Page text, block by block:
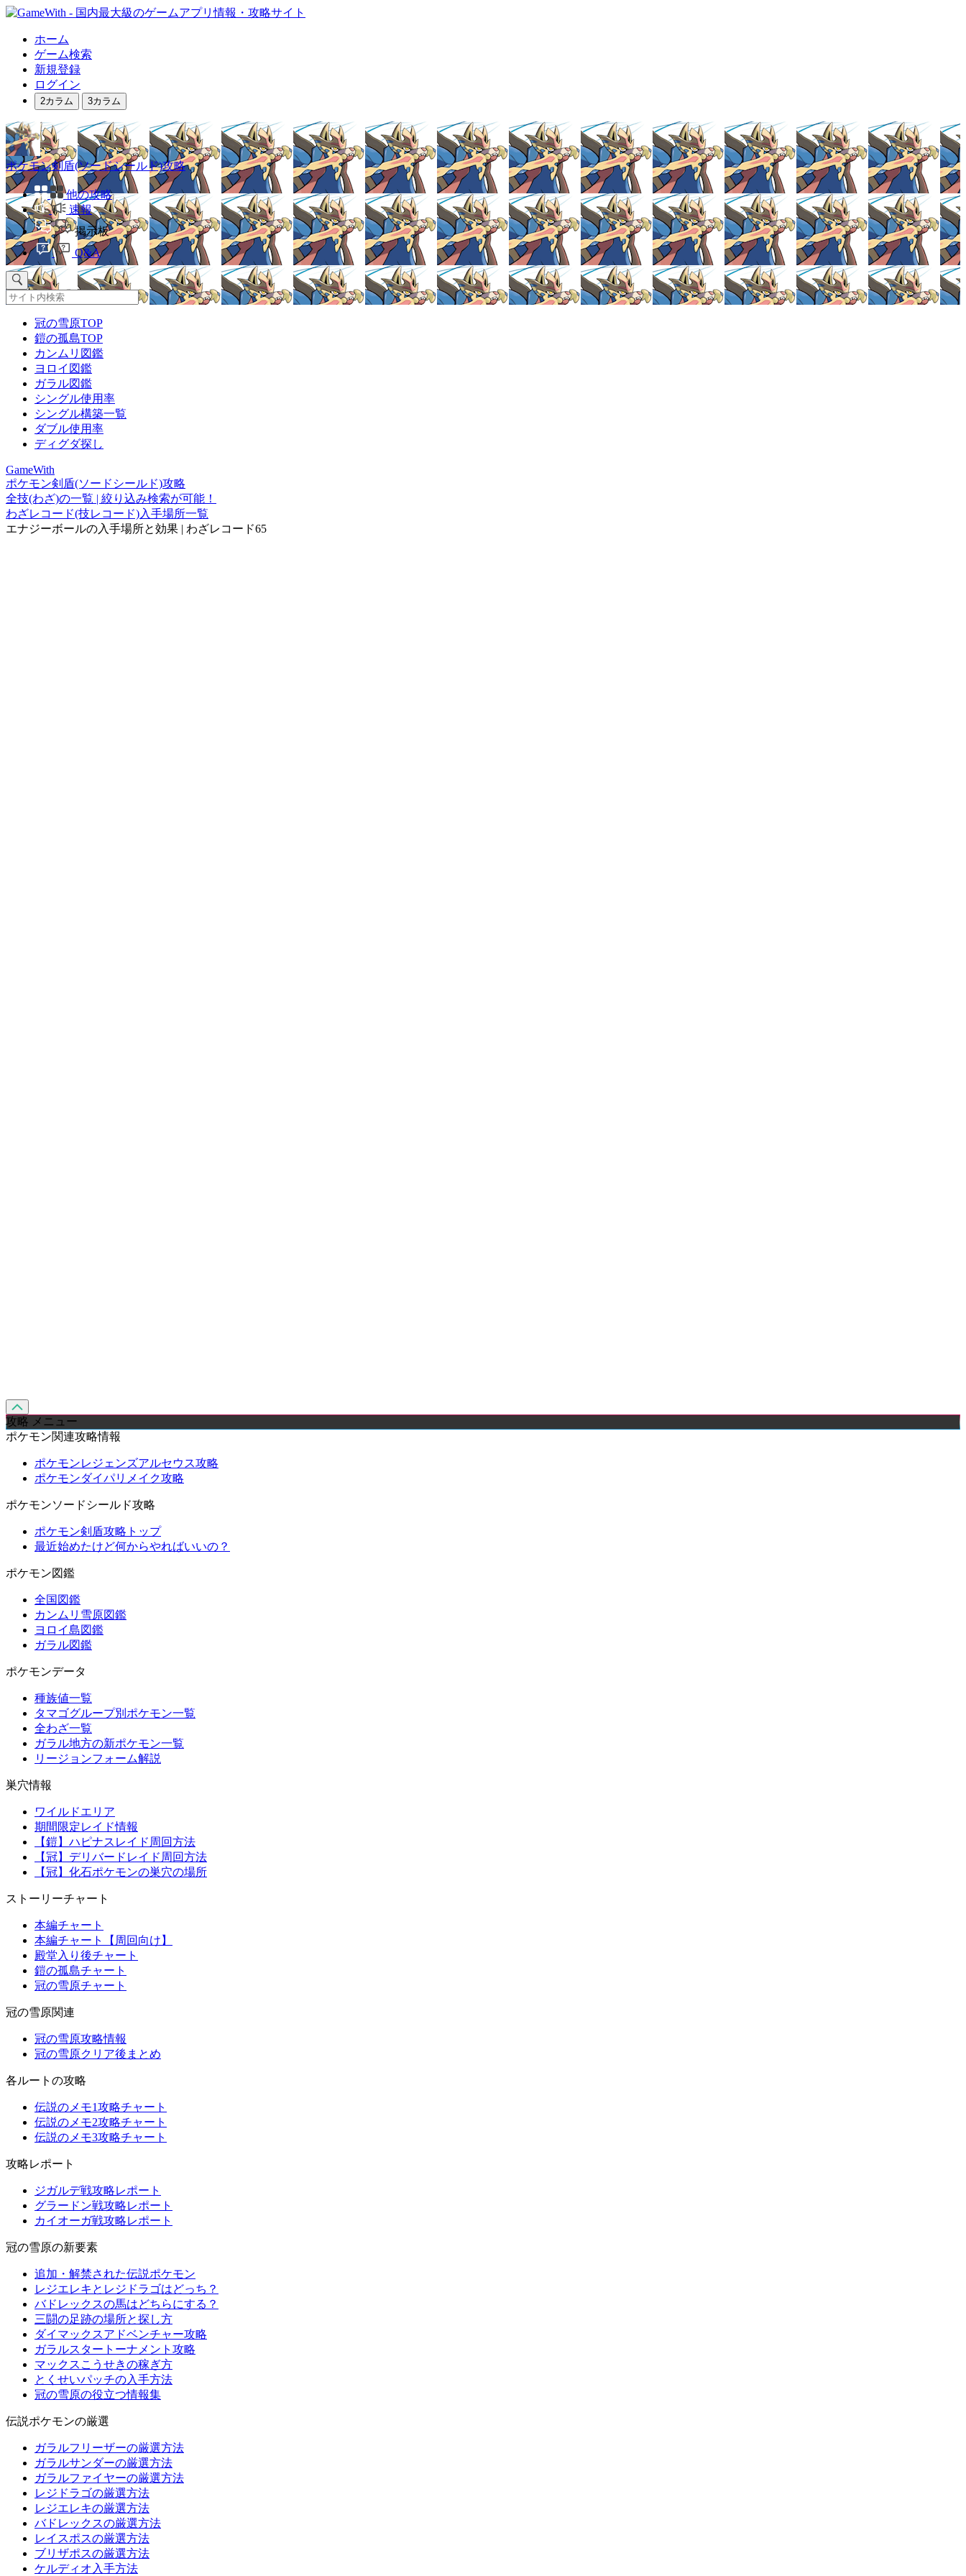
ホーム
ゲーム検索
新規登録
ログイン
2カラム 3カラム
ポケモン剣盾(ソードシールド)攻略
他の攻略
速報
掲示板
Q&A
冠の雪原TOP
鎧の孤島TOP
カンムリ図鑑
ヨロイ図鑑
ガラル図鑑
シングル使用率
シングル構築一覧
ダブル使用率
ディグダ探し
GameWith
ポケモン剣盾(ソードシールド)攻略
全技(わざ)の一覧 | 絞り込み検索が可能！
わざレコード(技レコード)入手場所一覧
エナジーボールの入手場所と効果 | わざレコード65
攻略 メニュー
ポケモン関連攻略情報
ポケモンレジェンズアルセウス攻略
ポケモンダイパリメイク攻略
ポケモンソードシールド攻略
ポケモン剣盾攻略トップ
最近始めたけど何からやればいいの？
ポケモン図鑑
全国図鑑
カンムリ雪原図鑑
ヨロイ島図鑑
ガラル図鑑
ポケモンデータ
種族値一覧
タマゴグループ別ポケモン一覧
全わざ一覧
ガラル地方の新ポケモン一覧
リージョンフォーム解説
巣穴情報
ワイルドエリア
期間限定レイド情報
【鎧】ハピナスレイド周回方法
【冠】デリバードレイド周回方法
【冠】化石ポケモンの巣穴の場所
ストーリーチャート
本編チャート
本編チャート【周回向け】
殿堂入り後チャート
鎧の孤島チャート
冠の雪原チャート
冠の雪原関連
冠の雪原攻略情報
冠の雪原クリア後まとめ
各ルートの攻略
伝説のメモ1攻略チャート
伝説のメモ2攻略チャート
伝説のメモ3攻略チャート
攻略レポート
ジガルデ戦攻略レポート
グラードン戦攻略レポート
カイオーガ戦攻略レポート
冠の雪原の新要素
追加・解禁された伝説ポケモン
レジエレキとレジドラゴはどっち？
バドレックスの馬はどちらにする？
三闘の足跡の場所と探し方
ダイマックスアドベンチャー攻略
ガラルスタートーナメント攻略
マックスこうせきの稼ぎ方
とくせいパッチの入手方法
冠の雪原の役立つ情報集
伝説ポケモンの厳選
ガラルフリーザーの厳選方法
ガラルサンダーの厳選方法
ガラルファイヤーの厳選方法
レジドラゴの厳選方法
レジエレキの厳選方法
バドレックスの厳選方法
レイスポスの厳選方法
ブリザポスの厳選方法
ケルディオ入手方法